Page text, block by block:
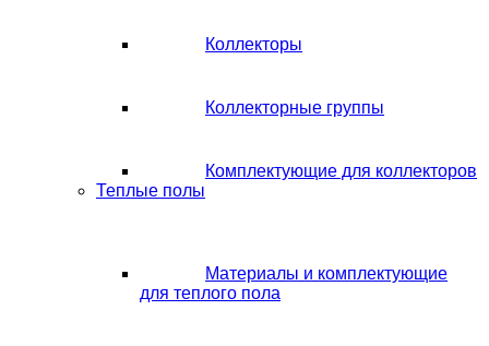
Коллекторы
Коллекторные группы
Комплектующие для коллекторов
Теплые полы
Материалы и комплектующие
для теплого пола